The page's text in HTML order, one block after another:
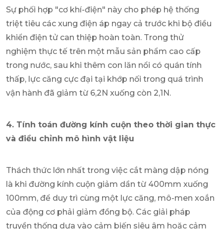
Sự phối hợp "cơ khí-điện" này cho phép hệ thống
triệt tiêu các xung điện áp ngay cả trước khi bộ điều
khiển điện tử can thiệp hoàn toàn. Trong thử
nghiệm thực tế trên một mẫu sản phẩm cao cấp
trong nước, sau khi thêm con lăn nổi có quán tính
thấp, lực căng cực đại tại khớp nối trong quá trình
vận hành đã giảm từ 6,2N xuống còn 2,1N.
4. Tính toán đường kính cuộn theo thời gian thực
và điều chỉnh mô hình vật liệu
Thách thức lớn nhất trong việc cắt màng dập nóng
là khi đường kính cuộn giảm dần từ 400mm xuống
100mm, để duy trì cùng một lực căng, mô-men xoắn
của động cơ phải giảm đồng bộ. Các giải pháp
truyền thống dựa vào cảm biến siêu âm hoặc cảm